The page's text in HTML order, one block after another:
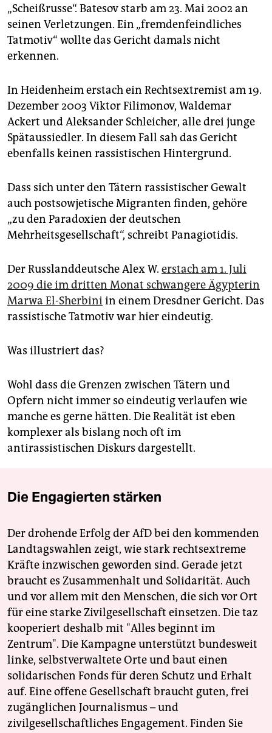
„Scheißrusse“. Batesov starb am 23. Mai 2002 an
seinen Verletzungen. Ein „fremdenfeindliches
Tatmotiv“ wollte das Gericht damals nicht
erkennen.
In Heidenheim erstach ein Rechtsextremist am 19.
Dezember 2003 Viktor Filimonov, Waldemar
Ackert und Aleksander Schleicher, alle drei junge
Spätaussiedler. In diesem Fall sah das Gericht
ebenfalls keinen rassistischen Hintergrund.
Dass sich unter den Tätern rassistischer Gewalt
auch postsowjetische Migranten finden, gehöre
„zu den Paradoxien der deutschen
Mehrheitsgesellschaft“, schreibt Panagiotidis.
Der Russlanddeutsche Alex W. erstach am 1. Juli
2009 die im dritten Monat schwangere Ägypterin
Marwa El-Sherbiniin einem Dresdner Gericht. Das
rassistische Tatmotiv war hier eindeutig.
Was illustriert das?
Wohl dass die Grenzen zwischen Tätern und
Opfern nicht immer so eindeutig verlaufen wie
manche es gerne hätten. Die Realität ist eben
komplexer als bislang noch oft im
antirassistischen Diskurs dargestellt.
Die Engagierten stärken
Der drohende Erfolg der AfD bei den kommenden
Landtagswahlen zeigt, wie stark rechtsextreme
Kräfte inzwischen geworden sind. Gerade jetzt
braucht es Zusammenhalt und Solidarität. Auch
und vor allem mit den Menschen, die sich vor Ort
für eine starke Zivilgesellschaft einsetzen. Die taz
kooperiert deshalb mit "Alles beginnt im
Zentrum". Die Kampagne unterstützt bundesweit
linke, selbstverwaltete Orte und baut einen
solidarischen Fonds für deren Schutz und Erhalt
auf. Eine offene Gesellschaft braucht guten, frei
zugänglichen Journalismus – und
zivilgesellschaftliches Engagement. Finden Sie